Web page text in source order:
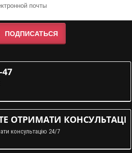
ПОДПИСАТЬСЯ
47
ОТРИМАТИ
консультацію 24/7